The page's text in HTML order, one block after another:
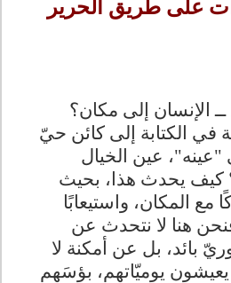
على طريق الحرير
الإنسان إلى مكان؟
في الكتابة إلى كائن حيّ
عين الخيال
كيف يحدث هذا، بحيث
مع المكان، واستيعابًا
هنا لا نتحدث عن
بل عن أمكنة لا
يوميّاتهم، بؤسَهم